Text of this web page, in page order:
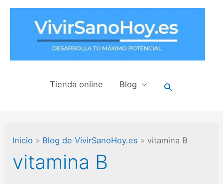
contenido
Tienda online Blog Buscar
Inicio Blog de VivirSanoHoy.es vitamina B
vitamina B